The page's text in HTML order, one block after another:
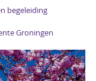
begeleiding
Groningen